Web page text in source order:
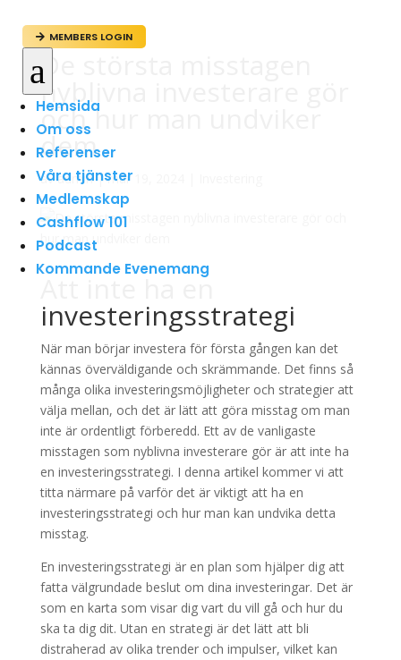
 MEMBERS LOGIN
a
Hemsida
Om oss
Referenser
Våra tjänster
Medlemskap
Cashflow 101
Podcast
Kommande Evenemang
De största misstagen
nyblivna investerare gör
och hur man undviker
dem
avadmin|mar 19, 2024
Att inte ha en
investeringsstrategi
När man börjar investera för första gången kan det
kännas överväldigande och skrämmande. Det finns så
många olika investeringsmöjligheter och strategier att
välja mellan, och det är lätt att göra misstag om man
inte är ordentligt förberedd. Ett av de vanligaste
misstagen som nyblivna investerare gör är att inte ha
en investeringsstrategi. I denna artikel kommer vi att
titta närmare på varför det är viktigt att ha en
investeringsstrategi och hur man kan undvika detta
misstag.
En investeringsstrategi är en plan som hjälper dig att
fatta välgrundade beslut om dina investeringar. Det är
som en karta som visar dig vart du vill gå och hur du
ska ta dig dit. Utan en strategi är det lätt att bli
distraherad av olika trender och impulser, vilket kan